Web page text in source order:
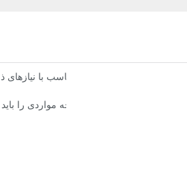
سفارشی قفسه پالت: متناسب با
تامین‌کنندگان قفسه‌بندی انبار: چه مواردی را